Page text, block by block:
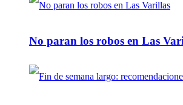
No paran los robos en Las